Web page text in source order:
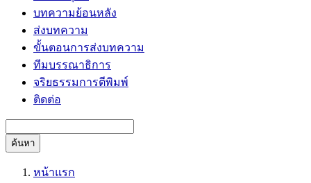
บทความย้อนหลัง
ส่งบทความ
ขั้นตอนการส่งบทความ
ทีมบรรณาธิการ
จริยธรรมการตีพิมพ์
ติดต่อ
ค้นหา
หน้าแรก